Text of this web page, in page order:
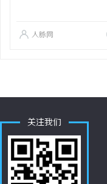
人脉网
关注我们